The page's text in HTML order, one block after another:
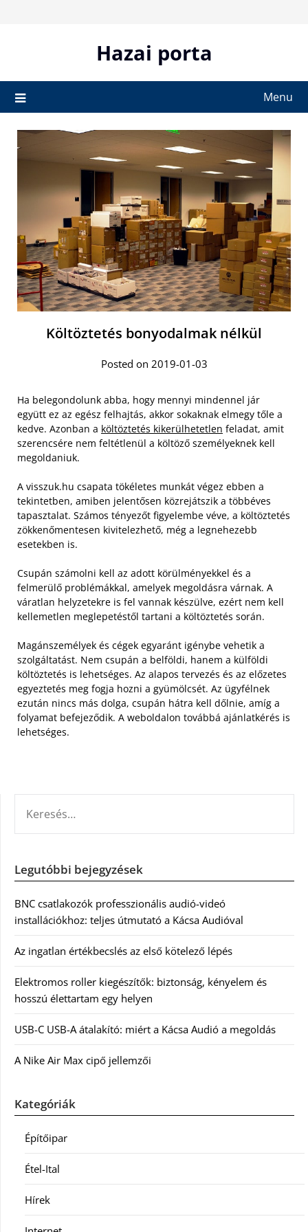
Hazai porta
Menu
Költöztetés bonyodalmak nélkül
Posted on 2019-01-03
Ha belegondolunk abba, hogy mennyi mindennel jár
együtt ez az egész felhajtás, akkor sokaknak elmegy tőle a
kedve. Azonban a költöztetés kikerülhetetlen feladat, amit
szerencsére nem feltétlenül a költöző személyeknek kell
megoldaniuk.
A visszuk.hu csapata tökéletes munkát végez ebben a
tekintetben, amiben jelentősen közrejátszik a többéves
tapasztalat. Számos tényezőt figyelembe véve, a költöztetés
zökkenőmentesen kivitelezhető, még a legnehezebb
esetekben is.
Csupán számolni kell az adott körülményekkel és a
felmerülő problémákkal, amelyek megoldásra várnak. A
váratlan helyzetekre is fel vannak készülve, ezért nem kell
kellemetlen meglepetéstől tartani a költöztetés során.
Magánszemélyek és cégek egyaránt igénybe vehetik a
szolgáltatást. Nem csupán a belföldi, hanem a külföldi
költöztetés is lehetséges. Az alapos tervezés és az előzetes
egyeztetés meg fogja hozni a gyümölcsét. Az ügyfélnek
ezután nincs más dolga, csupán hátra kell dőlnie, amíg a
folyamat befejeződik. A weboldalon továbbá ajánlatkérés is
lehetséges.
Legutóbbi bejegyzések
BNC csatlakozók professzionális audió-videó
installációkhoz: teljes útmutató a Kácsa Audióval
Az ingatlan értékbecslés az első kötelező lépés
Elektromos roller kiegészítők: biztonság, kényelem és
hosszú élettartam egy helyen
USB-C USB-A átalakító: miért a Kácsa Audió a megoldás
A Nike Air Max cipő jellemzői
Kategóriák
Építőipar
Étel-Ital
Hírek